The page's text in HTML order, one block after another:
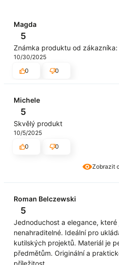
Magda
5
Známka produktu od zákazníka:
10/30/2025
0
0
Zobrazit
Michele
5
Skvělý produkt
10/5/2025
0
0
Roman Belczewski
5
Jednoduchost a elegance,
nenahraditelné. Ideální pro
kutilských projektů. Materiál je
předmětům. Originální a
příležitost.